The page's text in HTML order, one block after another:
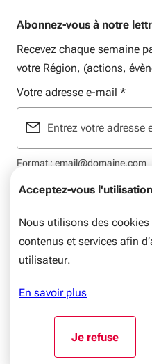
Acceptez-vous
Nous utilisons des
contenus et services afin
utilisateur.
En savoir plus
Je refuse
l'utilisation
Abonnez-vous à notre
Recevez chaque semaine
votre Région, (actions,
Votre adresse e-mail *
Format : email@domaine.com
Mentions légales